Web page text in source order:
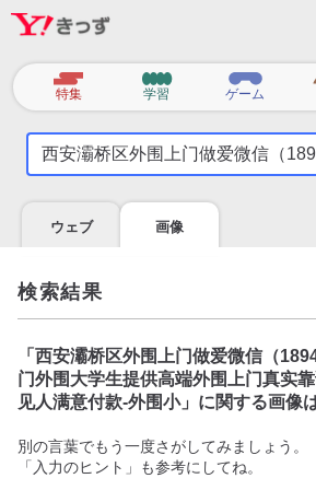
カ
テ
特集 学習 ゲーム
気
を
調
べ
よ
う
ウェブ 画像
検索結果
「 西安灞桥区外围上门做爱微信（
门外围大学生提供高端外围上门真实
见人满意付款-外围小」に関する画像
別の言葉でもう一度さがしてみましょう。
「入力のヒント」も参考にしてね。